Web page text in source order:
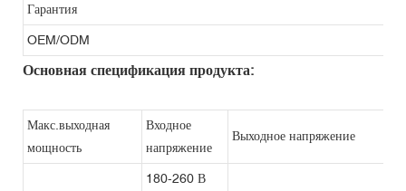
Гарантия
OEM/ODM
Основная спецификация продукта:
Макс.выходная
мощность
Входное
напряжение
Выходное напряжение
180-260 В